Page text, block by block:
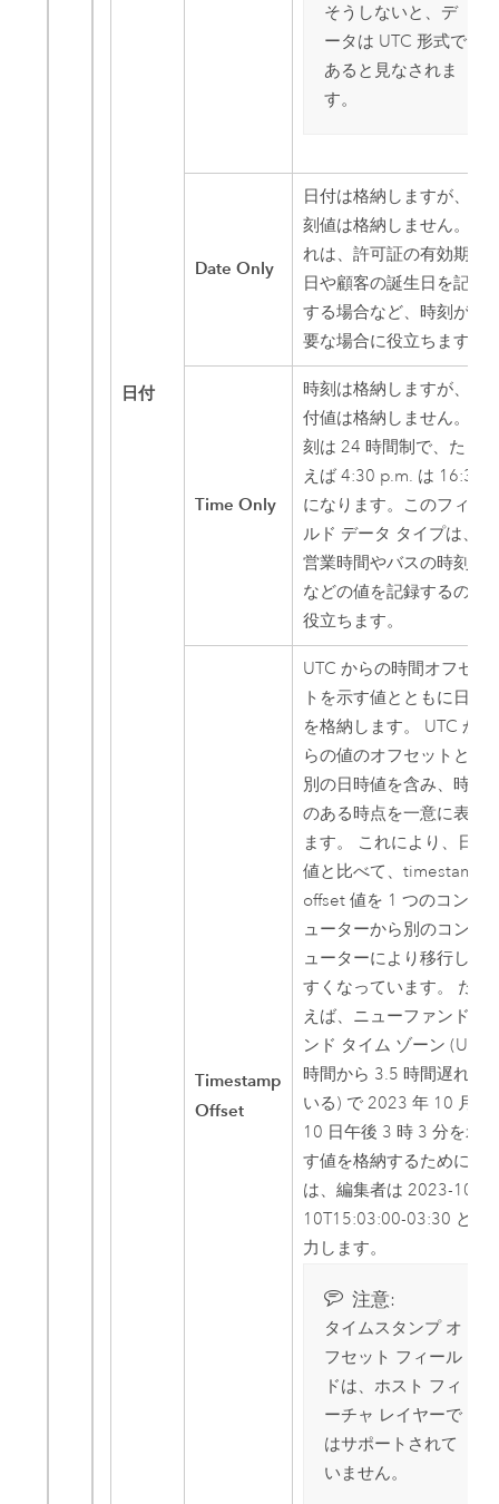
日付
そうしないと、デ
ータは UTC 形式で
あると見なされま
す。
Date Only
日付は格納しますが、時
刻値は格納しません。 こ
れは、許可証の有効期限
日や顧客の誕生日を記録
する場合など、時刻が不
要な場合に役立ちます。
Time Only
時刻は格納しますが、日
付値は格納しません。 時
刻は 24 時間制で、たと
えば 4:30 p.m. は 16:30
になります。このフィー
ルド データ タイプは、
営業時間やバスの時刻表
などの値を記録するのに
役立ちます。
Timestamp
Offset
UTC からの時間オフセッ
トを示す値とともに日時
を格納します。 UTC か
らの値のオフセットと個
別の日時値を含み、時刻
のある時点を一意に表し
ます。 これにより、日付
値と比べて、timestamp
offset 値を 1 つのコンピ
ューターから別のコンピ
ューターにより移行しや
すくなっています。 たと
えば、ニューファンドラ
ンド タイム ゾーン (UTC
時間から 3.5 時間遅れて
いる) で 2023 年 10 月
10 日午後 3 時 3 分を示
す値を格納するために
は、編集者は 2023-10-
10T15:03:00-03:30 と入
力します。
注意:
タイムスタンプ オ
フセット フィール
ドは、ホスト フィ
ーチャ レイヤーで
はサポートされて
いません。